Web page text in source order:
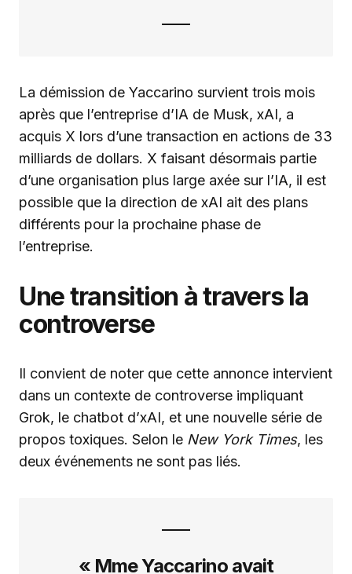
La démission de Yaccarino survient trois mois
après que l’entreprise d’IA de Musk, xAI, a
acquis X lors d’une transaction en actions de 33
milliards de dollars. X faisant désormais partie
d’une organisation plus large axée sur l’IA, il est
possible que la direction de xAI ait des plans
différents pour la prochaine phase de
l’entreprise.
Une transition à travers la
controverse
Il convient de noter que cette annonce intervient
dans un contexte de controverse impliquant
Grok, le chatbot d’xAI, et une nouvelle série de
propos toxiques. Selon le New York Times, les
deux événements ne sont pas liés.
« Mme Yaccarino avait